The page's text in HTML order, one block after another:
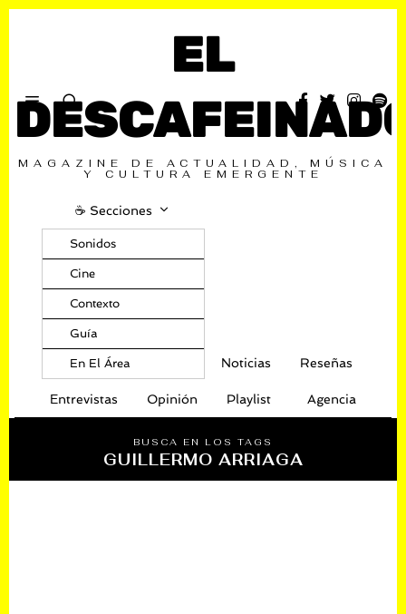
EL
MAGAZINE DE ACTUALIDAD, MÚSICA
Y CULTURA EMERGENTE
☕️ Secciones
Sonidos
Cine
Contexto
Guía
En El Área Noticias Reseñas
Entrevistas Opinión Playlist Agencia
BUSCA EN LOS TAGS
GUILLERMO ARRIAGA